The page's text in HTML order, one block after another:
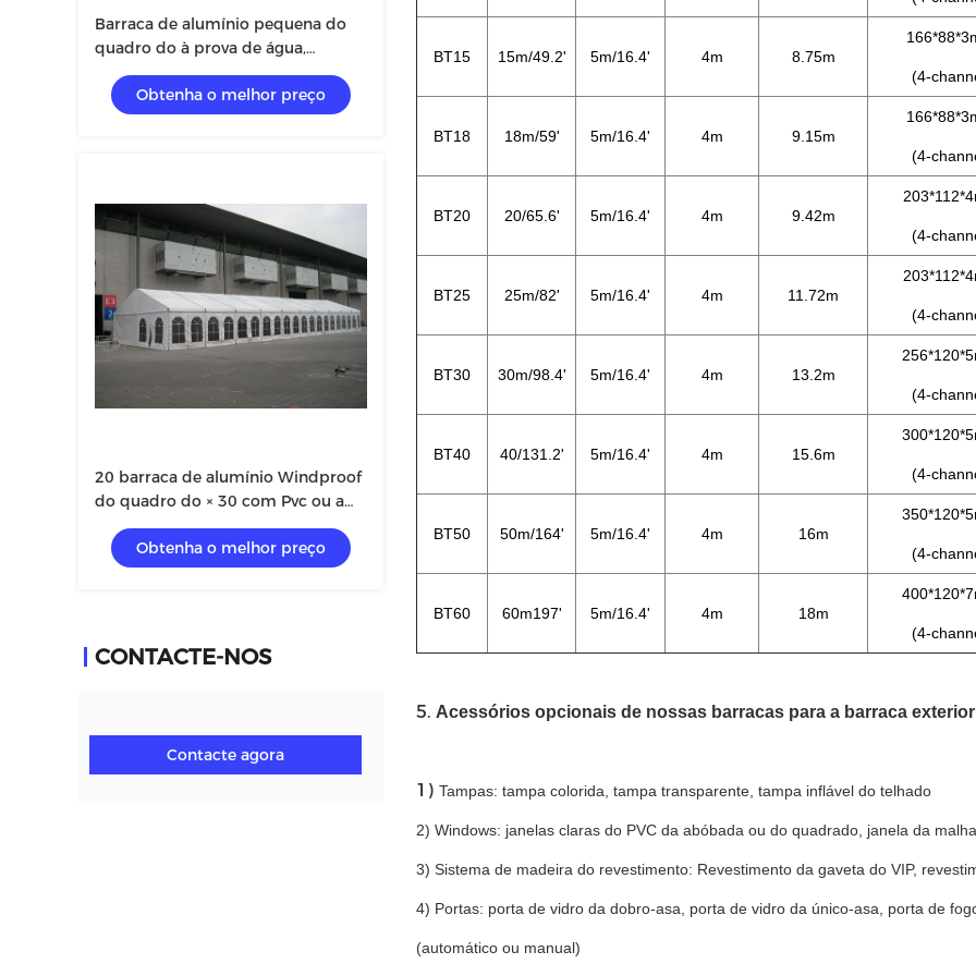
Barraca de alumínio pequena do
quadro do à prova de água,
barraca do casamento da largura
de 12mObtenha o melhor preço
20 barraca de alumínio Windproof
do quadro do × 30 com Pvc ou a
parede de vidro
Obtenha o melhor preço
CONTACTE-NOS
Contacte agora
BT15 15m/49.2' 5m/16.4' 4m 8.75m
(4-
BT18 18m/59' 5m/16.4' 4m 9.15m
(4-
BT20 20/65.6' 5m/16.4' 4m 9.42m
(4-
BT25 25m/82' 5m/16.4' 4m 11.72m
(4-
BT30 30m/98.4' 5m/16.4' 4m 13.2m
(4-
BT40 40/131.2' 5m/16.4' 4m 15.6m
(4-
BT50 50m/164' 5m/16.4' 4m 16m
(4-
BT60 60m197' 5m/16.4' 4m 18m
(4-
5. Acessórios opcionais de nossas barracas para a barraca
1) Tampas: tampa colorida, tampa transparente, tampa inflável do telhado
2) Windows: janelas claras do PVC da abóbada ou do quadrado, janela da
3) Sistema de madeira do revestimento: Revestimento da gaveta do VIP,
4) Portas: porta de vidro da dobro-asa, porta de vidro da único-asa, porta de
(automático ou manual)